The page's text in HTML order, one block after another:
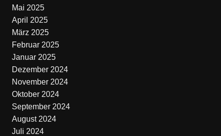
Mai 2025
April 2025
März 2025
Februar 2025
Januar 2025
Dezember 2024
November 2024
Oktober 2024
September 2024
August 2024
Juli 2024